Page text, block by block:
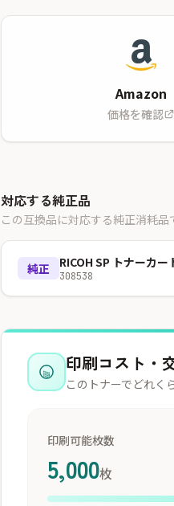
Amazon
価格を確認
対応する純正品
この互換品に対応する純正消耗品
純正 RICOH SP トナーカ
308538
印刷コスト・
このトナーでどれく
印刷可能枚数
5,000枚